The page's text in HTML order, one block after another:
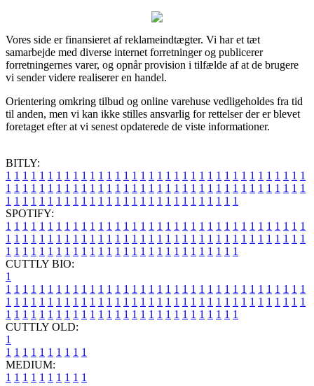
Vores side er finansieret af reklameindtægter. Vi har et tæt
samarbejde med diverse internet forretninger og publicerer
forretningernes varer, og opnår provision i tilfælde af at de brugere
vi sender videre realiserer en handel.
Orientering omkring tilbud og online varehuse vedligeholdes fra tid
til anden, men vi kan ikke stilles ansvarlig for rettelser der er blevet
foretaget efter at vi senest opdaterede de viste informationer.
BITLY:
1 1 1 1 1 1 1 1 1 1 1 1 1 1 1 1 1 1 1 1 1 1 1 1 1 1 1 1 1 1 1 1 1 1 1 1
1 1 1 1 1 1 1 1 1 1 1 1 1 1 1 1 1 1 1 1 1 1 1 1 1 1 1 1 1 1 1 1 1 1 1 1
1 1 1 1 1 1 1 1 1 1 1 1 1 1 1 1 1 1 1 1 1 1 1 1 1 1 1 1
SPOTIFY:
1 1 1 1 1 1 1 1 1 1 1 1 1 1 1 1 1 1 1 1 1 1 1 1 1 1 1 1 1 1 1 1 1 1 1 1
1 1 1 1 1 1 1 1 1 1 1 1 1 1 1 1 1 1 1 1 1 1 1 1 1 1 1 1 1 1 1 1 1 1 1 1
1 1 1 1 1 1 1 1 1 1 1 1 1 1 1 1 1 1 1 1 1 1 1 1 1 1 1 1
CUTTLY BIO:
1
1 1 1 1 1 1 1 1 1 1 1 1 1 1 1 1 1 1 1 1 1 1 1 1 1 1 1 1 1 1 1 1 1 1 1 1
1 1 1 1 1 1 1 1 1 1 1 1 1 1 1 1 1 1 1 1 1 1 1 1 1 1 1 1 1 1 1 1 1 1 1 1
1 1 1 1 1 1 1 1 1 1 1 1 1 1 1 1 1 1 1 1 1 1 1 1 1 1 1 1
CUTTLY OLD:
1
1 1 1 1 1 1 1 1 1 1
MEDIUM:
1 1 1 1 1 1 1 1 1 1